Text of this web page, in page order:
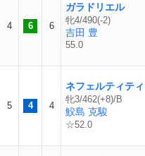
4 6 6
ガラドリエル
牝4/490(-2)
吉田 豊
55.0
5 4 4
ネフェルティティ
牝3/462(+8)/B
鮫島 克駿
☆52.0